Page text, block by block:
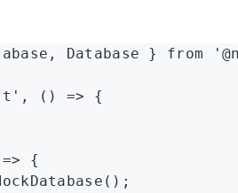
, Database } from
, () => {
=> {
();